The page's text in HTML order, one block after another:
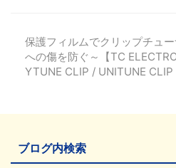
保護フィルムでクリップチュ
への傷を防ぐ～【TC
YTUNE CLIP / UNITUNE CLIP
ブログ内検索